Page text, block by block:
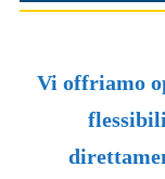
Vi offriamo